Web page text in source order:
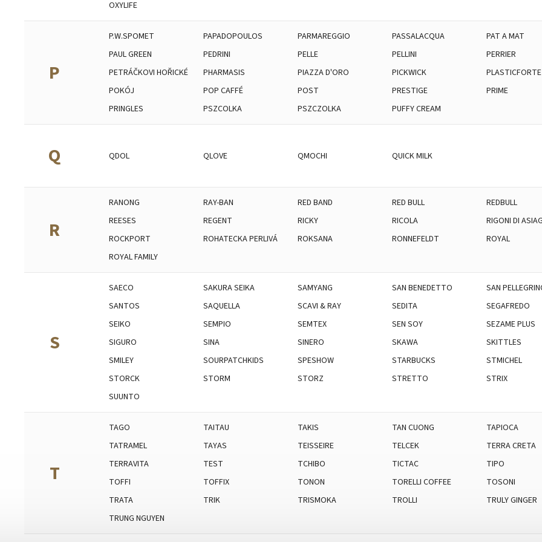
OXYLIFE
P
P.W.SPOMET PAPADOPOULOS PARMAREGGIO PASSALACQUA
PAT A MAT
PAUL GREEN
PEDRINI PELLE PELLINI
PERRIER
PETRÁČKOVI HOŘICKÉ
PHARMASIS PIAZZA D'ORO PICKWICK
PLASTICFORTE
POKÓJ
POP CAFFÉ POST PRESTIGE
PRIME
PRINGLES
PSZCOLKA PSZCZOLKA PUFFY CREAM
Q QDOL QLOVE QMOCHI QUICK MILK
R
RANONG RAY-BAN RED BAND RED BULL
REDBULL
REESES
REGENT RICKY RICOLA
RIGONI DI
ROCKPORT
ROHATECKA PERLIVÁ ROKSANA RONNEFELDT
ROYAL
ROYAL FAMILY
S
SAECO SAKURA SEIKA SAMYANG SAN BENEDETTO
SAN
SANTOS
SAQUELLA SCAVI & RAY SEDITA
SEGAFREDO
SEIKO
SEMPIO SEMTEX SEN SOY
SEZAME PLUS
SIGURO
SINA SINERO SKAWA
SKITTLES
SMILEY
SOURPATCHKIDS SPESHOW STARBUCKS
STMICHEL
STORCK
STORM STORZ STRETTO
STRIX
SUUNTO
T
TAGO TAITAU TAKIS TAN CUONG
TAPIOCA
TATRAMEL
TAYAS TEISSEIRE TELCEK
TERRA CRETA
TERRAVITA
TEST TCHIBO TICTAC
TIPO
TOFFI
TOFFIX TONON TORELLI COFFEE
TOSONI
TRATA
TRIK TRISMOKA TROLLI
TRULY GINGER
TRUNG NGUYEN